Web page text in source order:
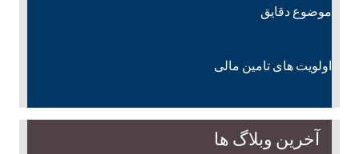
موضوع دقایق
اولویت های تامین مالی
آخرین وبلاگ ها